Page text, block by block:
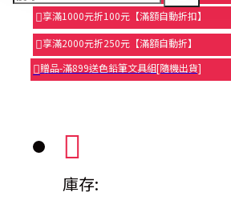
享滿1000元折100元【滿額自動折扣】
享滿2000元折250元【滿額自動折】
贈品-滿899送色鉛筆文具組[隨機出貨]
庫存: